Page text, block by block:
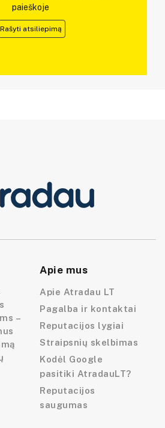
paieškoje
Rašyti atsiliepimą
–
Apie mus
Apie Atradau LT
Pagalba ir kontaktai
Reputacijos lygiai
Straipsnių skelbimas
Kodėl Google
pasitiki AtradauLT?
Reputacijos
saugumas